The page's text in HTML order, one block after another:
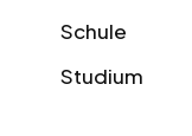
Schule
Studium